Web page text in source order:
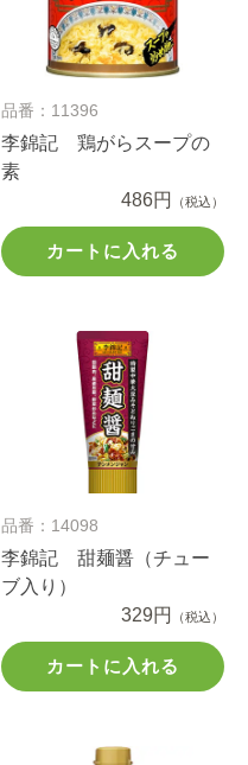
品番：11396
李錦記 鶏がらスープの
素
486円
（税込）
カートに入れる
品番：14098
李錦記 甜麺醤（チュー
ブ入り）
329円
（税込）
カートに入れる